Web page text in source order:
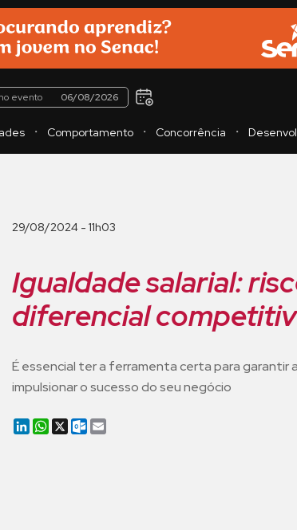
evento 06/08/2026
・ Comportamento ・ Concorrência ・
29/08/2024 - 11h03
Igualdade salarial:
diferencial
É essencial ter a ferramenta certa para garantir
impulsionar o sucesso do seu negócio
LinkedIn
WhatsApp
X Outlook.com
Email